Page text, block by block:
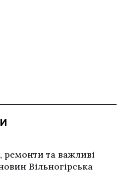
ремонти та важливі
Вільногірська